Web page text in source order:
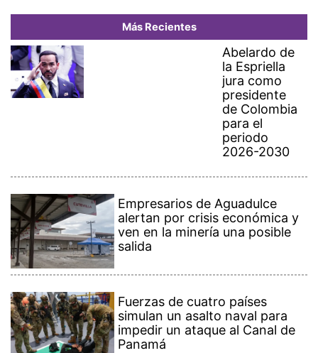
Más Recientes
Abelardo de
la Espriella
jura como
presidente
de Colombia
para el
periodo
2026-2030
Empresarios de Aguadulce
alertan por crisis económica y
ven en la minería una posible
salida
Fuerzas de cuatro países
simulan un asalto naval para
impedir un ataque al Canal de
Panamá